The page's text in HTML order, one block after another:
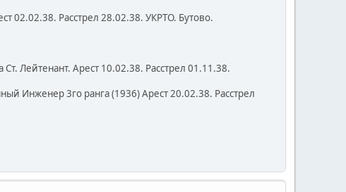
02.02.38. Расстрел 28.02.38. УКРТО. Бутово.
Лейтенант. Арест 10.02.38. Расстрел 01.11.38.
Инженер 3го ранга (1936) Арест 20.02.38. Расстрел